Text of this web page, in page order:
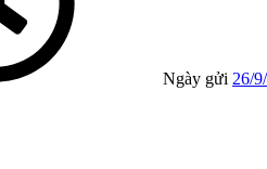
Ngày gửi 26/